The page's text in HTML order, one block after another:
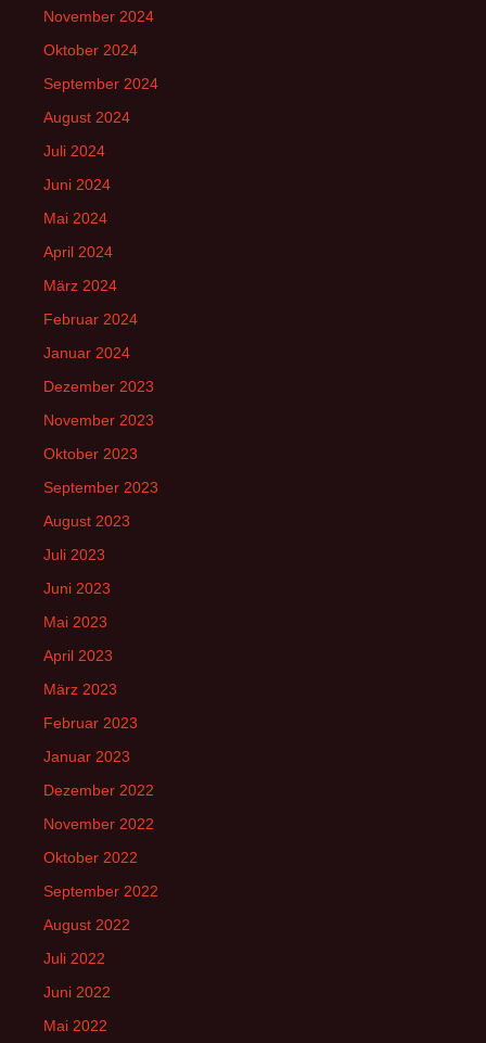
November 2024
Oktober 2024
September 2024
August 2024
Juli 2024
Juni 2024
Mai 2024
April 2024
März 2024
Februar 2024
Januar 2024
Dezember 2023
November 2023
Oktober 2023
September 2023
August 2023
Juli 2023
Juni 2023
Mai 2023
April 2023
März 2023
Februar 2023
Januar 2023
Dezember 2022
November 2022
Oktober 2022
September 2022
August 2022
Juli 2022
Juni 2022
Mai 2022